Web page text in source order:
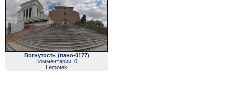
Вoгнутость (пано-0177)
Комментарии: 0
Lemotek